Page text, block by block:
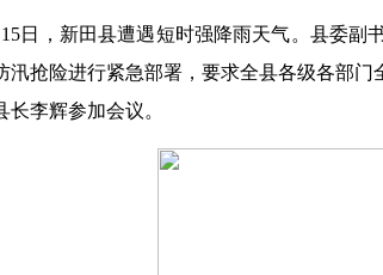
日，新田县遭遇短时强降雨天气。县委副
汛抢险进行紧急部署，要求全县各级各部
长李辉参加会议。